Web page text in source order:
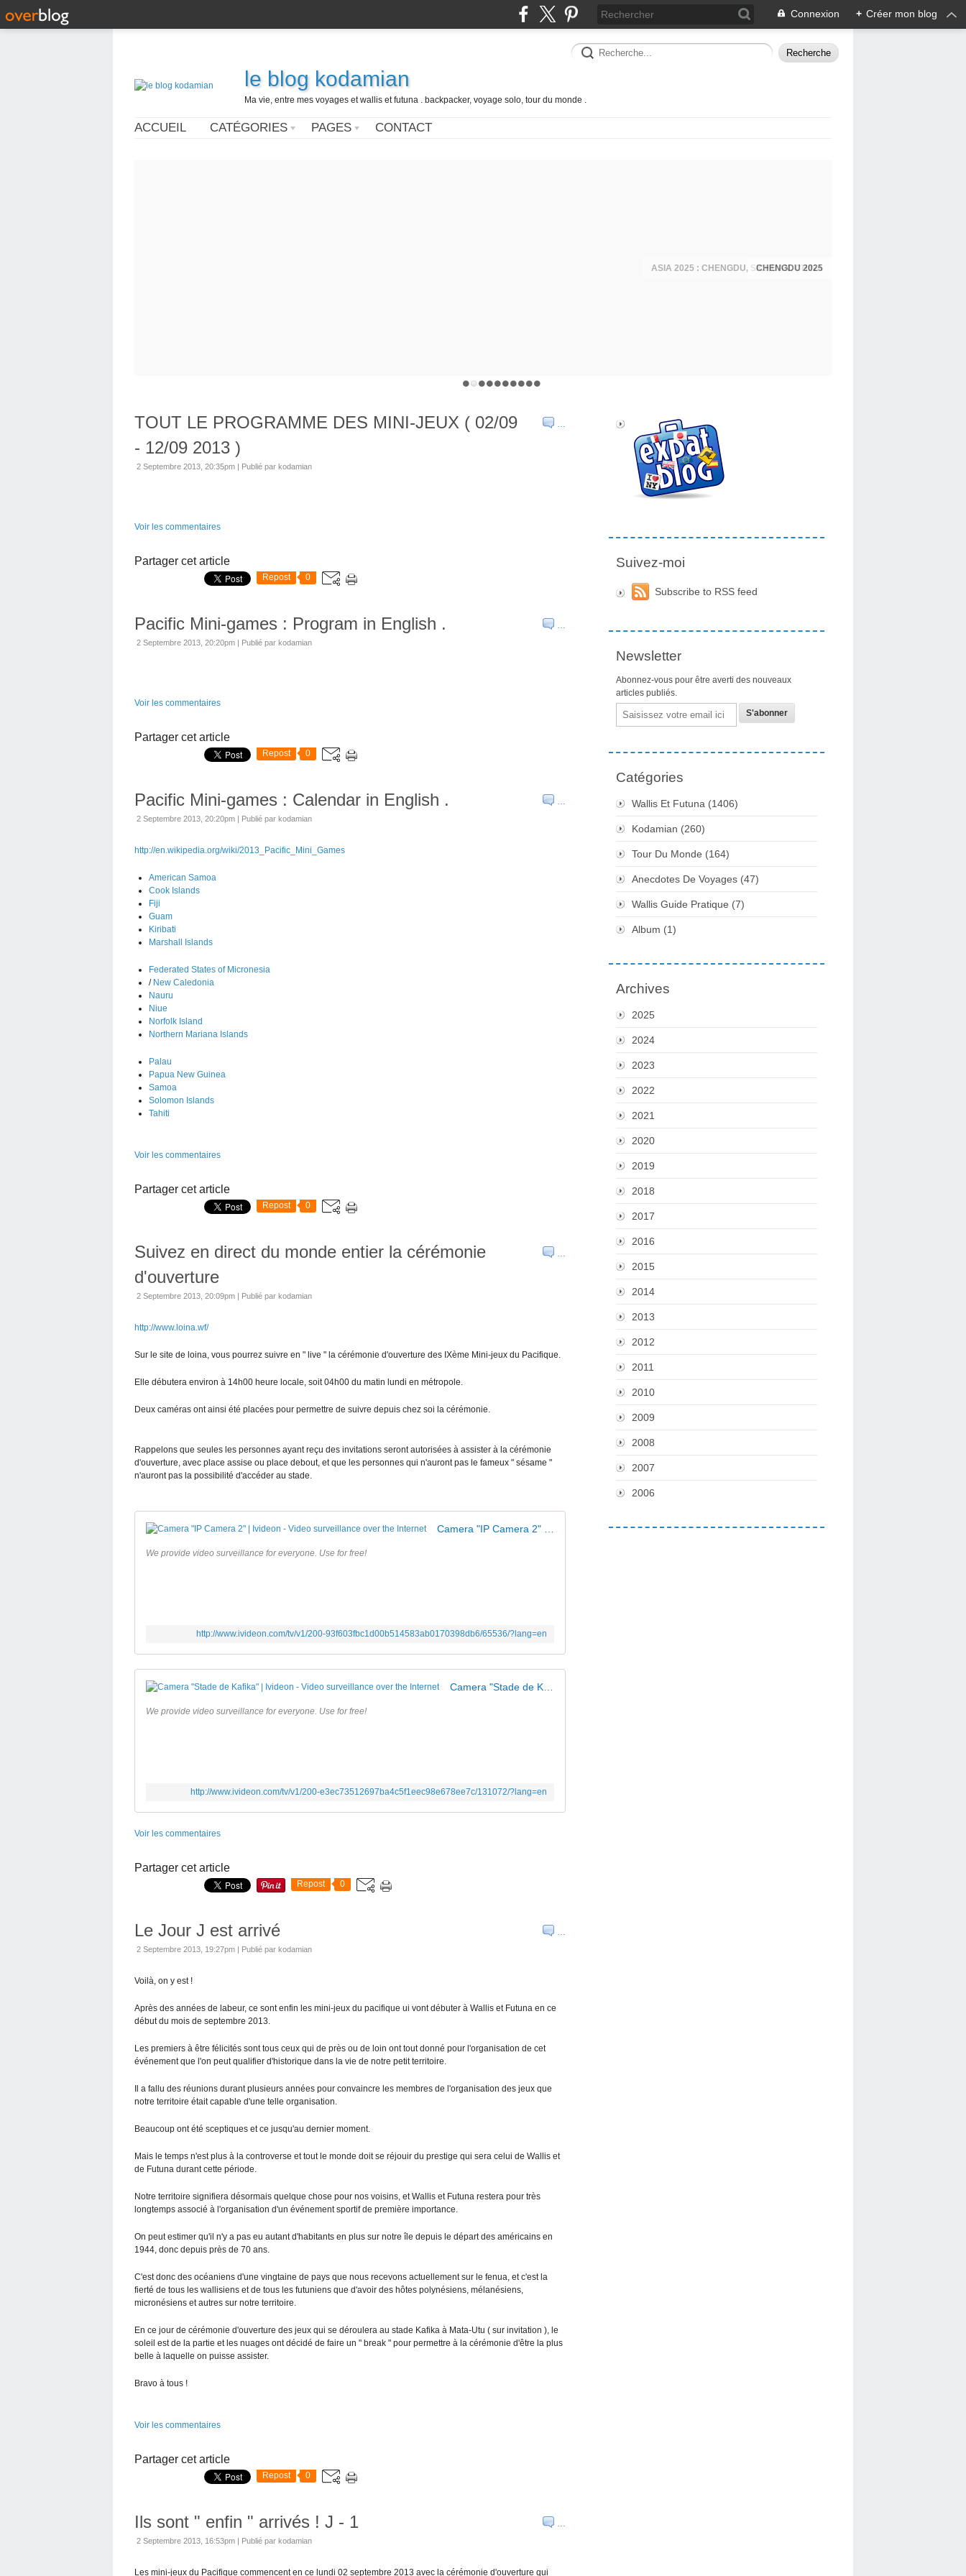
Connexion + Créer mon blog
le blog kodamian
Ma vie, entre mes voyages et wallis et futuna . backpacker, voyage solo, tour du monde .
ACCUEIL CATÉGORIES PAGES CONTACT
CHENGDU 2025
…
TOUT LE PROGRAMME DES MINI-JEUX ( 02/09
- 12/09 2013 )
2 Septembre 2013, 20:35pm | Publié par kodamian
Voir les commentaires
Partager cet article
Repost 0
…
Pacific Mini-games : Program in English .
2 Septembre 2013, 20:20pm | Publié par kodamian
Voir les commentaires
Partager cet article
Repost 0
…
Pacific Mini-games : Calendar in English .
2 Septembre 2013, 20:20pm | Publié par kodamian
http://en.wikipedia.org/wiki/2013_Pacific_Mini_Games
American Samoa
Cook Islands
Fiji
Guam
Kiribati
Marshall Islands
Federated States of Micronesia
/ New Caledonia
Nauru
Niue
Norfolk Island
Northern Mariana Islands
Palau
Papua New Guinea
Samoa
Solomon Islands
Tahiti
Voir les commentaires
Partager cet article
Repost 0
…
Suivez en direct du monde entier la cérémonie
d'ouverture
2 Septembre 2013, 20:09pm | Publié par kodamian
http://www.loina.wf/
Sur le site de loina, vous pourrez suivre en " live " la cérémonie d'ouverture des IXème Mini-jeux du Pacifique.
Elle débutera environ à 14h00 heure locale, soit 04h00 du matin lundi en métropole.
Deux caméras ont ainsi été placées pour permettre de suivre depuis chez soi la cérémonie.
Rappelons que seules les personnes ayant reçu des invitations seront autorisées à assister à la cérémonie
d'ouverture, avec place assise ou place debout, et que les personnes qui n'auront pas le fameux " sésame "
n'auront pas la possibilité d'accéder au stade.
We provide video surveillance for everyone. Use for free!
http://www.ivideon.com/tv/v1/200-93f603fbc1d00b514583ab0170398db6/65536/?lang=en
We provide video surveillance for everyone. Use for free!
http://www.ivideon.com/tv/v1/200-e3ec73512697ba4c5f1eec98e678ee7c/131072/?lang=en
Voir les commentaires
Partager cet article
Repost 0
…
Le Jour J est arrivé
2 Septembre 2013, 19:27pm | Publié par kodamian
Voilà, on y est !
Après des années de labeur, ce sont enfin les mini-jeux du pacifique ui vont débuter à Wallis et Futuna en ce
début du mois de septembre 2013.
Les premiers à être félicités sont tous ceux qui de près ou de loin ont tout donné pour l'organisation de cet
événement que l'on peut qualifier d'historique dans la vie de notre petit territoire.
Il a fallu des réunions durant plusieurs années pour convaincre les membres de l'organisation des jeux que
notre territoire était capable d'une telle organisation.
Beaucoup ont été sceptiques et ce jusqu'au dernier moment.
Mais le temps n'est plus à la controverse et tout le monde doit se réjouir du prestige qui sera celui de Wallis et
de Futuna durant cette période.
Notre territoire signifiera désormais quelque chose pour nos voisins, et Wallis et Futuna restera pour très
longtemps associé à l'organisation d'un événement sportif de première importance.
On peut estimer qu'il n'y a pas eu autant d'habitants en plus sur notre île depuis le départ des américains en
1944, donc depuis près de 70 ans.
C'est donc des océaniens d'une vingtaine de pays que nous recevons actuellement sur le fenua, et c'est la
fierté de tous les wallisiens et de tous les futuniens que d'avoir des hôtes polynésiens, mélanésiens,
micronésiens et autres sur notre territoire.
En ce jour de cérémonie d'ouverture des jeux qui se déroulera au stade Kafika à Mata-Utu ( sur invitation ), le
soleil est de la partie et les nuages ont décidé de faire un " break " pour permettre à la cérémonie d'être la plus
belle à laquelle on puisse assister.
Bravo à tous !
Voir les commentaires
Partager cet article
Repost 0
…
Ils sont " enfin " arrivés ! J - 1
2 Septembre 2013, 16:53pm | Publié par kodamian
Les mini-jeux du Pacifique commencent en ce lundi 02 septembre 2013 avec la cérémonie d'ouverture qui
Suivez-moi
Subscribe to RSS feed
Newsletter
Abonnez-vous pour être averti des nouveaux
articles publiés.
Email
Catégories
Wallis Et Futuna (1406)
Kodamian (260)
Tour Du Monde (164)
Anecdotes De Voyages (47)
Wallis Guide Pratique (7)
Album (1)
Archives
2025
2024
2023
2022
2021
2020
2019
2018
2017
2016
2015
2014
2013
2012
2011
2010
2009
2008
2007
2006